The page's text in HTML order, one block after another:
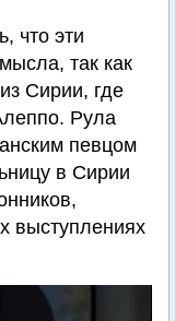
что эти
так как
Сирии, где
Рула
певцом
в Сирии
выступлениях